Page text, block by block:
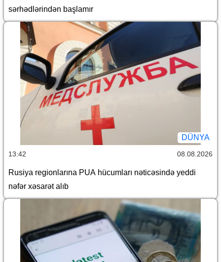
sərhədlərindən başlamır
DÜNYA
13:42 08.08.2026
Rusiya regionlarına PUA hücumları nəticəsində yeddi
nəfər xəsarət alıb